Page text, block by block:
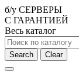
б/у СЕРВЕРЫ
С ГАРАНТИЕЙ
Весь каталог
Search Clear